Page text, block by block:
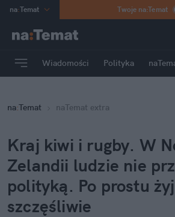
na:Temat
Poland
mama
Rozrywka
Twoje na:Temat
Wiadomości Polityka
na:Temat naTemat extra
Kraj kiwi i rugby. W
Zelandii ludzie nie
polityką. Po prostu
szczęśliwie